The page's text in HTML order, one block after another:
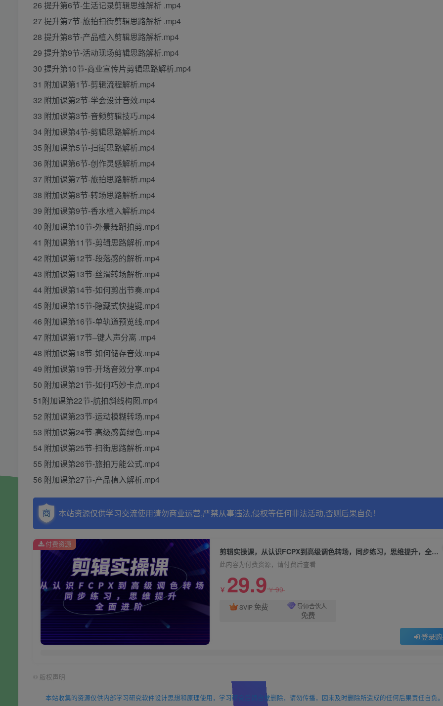
26 提升第6节-生活记录剪辑思维解析 .mp4
27 提升第7节-旅拍扫街剪辑思路解析 .mp4
28 提升第8节-产品植入剪辑思路解析.mp4
29 提升第9节-活动现场剪辑思路解析.mp4
30 提升第10节-商业宣传片剪辑思路解析.mp4
31 附加课第1节-剪辑流程解析.mp4
32 附加课第2节-学会设计音效.mp4
33 附加课第3节-音频剪辑技巧.mp4
34 附加课第4节-剪辑思路解析.mp4
35 附加课第5节-扫街思路解析.mp4
36 附加课第6节-创作灵感解析.mp4
37 附加课第7节-旅拍思路解析.mp4
38 附加课第8节-转场思路解析.mp4
39 附加课第9节-香水植入解析.mp4
40 附加课第10节-外景舞蹈拍剪.mp4
41 附加课第11节-剪辑思路解析.mp4
42 附加课第12节-段落感的解析.mp4
43 附加课第13节-丝滑转场解析.mp4
44 附加课第14节-如何剪出节奏.mp4
45 附加课第15节-隐藏式快捷键.mp4
46 附加课第16节-单轨道预览线.mp4
47 附加课第17节–键人声分离 .mp4
48 附加课第18节-如何储存音效.mp4
49 附加课第19节-开场音效分享.mp4
50 附加课第21节-如何巧妙卡点.mp4
51附加课第22节-航拍斜线构图.mp4
52 附加课第23节-运动模糊转场.mp4
53 附加课第24节-高级感黄绿色.mp4
54 附加课第25节-扫街思路解析.mp4
55 附加课第26节-旅拍万能公式.mp4
56 附加课第27节-产品植入解析.mp4
本站资源仅供学习交流使用请勿商业运营,严禁从事违法,侵权等任何非法活动,否则后果自负！
剪辑实操课，从认识FCPX到高级调色转场，同步练习，思维提升，全面进阶
此内容为付费资源，请付费后查看
￥ 29.9￥99
SVIP 免费 导师合伙人
免费
登录
付费资源
© 版权声明
本站收集的资源仅供内部学习研究软件设计思想和原理使用，学习研究后请自觉删除，请勿传播，因未及时删除所造成的任何后果责任自负。